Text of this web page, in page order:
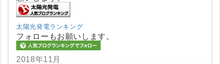
太陽光発電ランキング
フォローもお願いします。
2018年11月